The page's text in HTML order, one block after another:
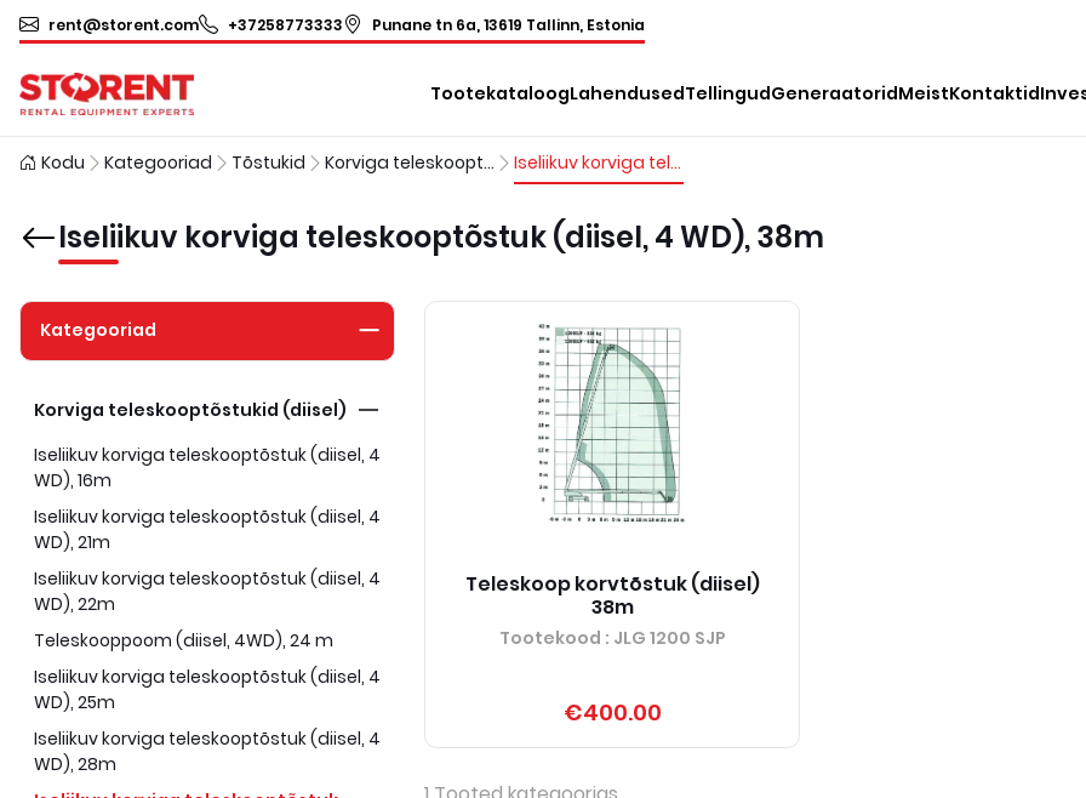
rent@storent.com +37258773333 Punane tn 6a, 13619 Tallinn, Estonia
TootekataloogLahendusedTellingudGeneraatoridMeistKontaktid
Kodu Kategooriad Tõstukid Korviga teleskooptõstukid (diisel) Iseliikuv korviga teleskooptõstuk (diisel, 4 WD), 38m
Iseliikuv korviga teleskooptõstuk (diisel, 4 WD), 38m
Kategooriad
Korviga teleskooptõstukid (diisel)
Iseliikuv korviga teleskooptõstuk (diisel, 4
WD), 16m
Iseliikuv korviga teleskooptõstuk (diisel, 4
WD), 21m
Iseliikuv korviga teleskooptõstuk (diisel, 4
WD), 22m
Teleskooppoom (diisel, 4WD), 24 m
Iseliikuv korviga teleskooptõstuk (diisel, 4
WD), 25m
Iseliikuv korviga teleskooptõstuk (diisel, 4
WD), 28m
Teleskoop korvtõstuk (diisel)
38m
Tootekood : JLG 1200 SJP
€400.00